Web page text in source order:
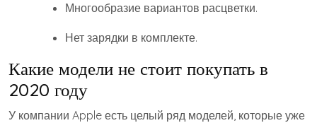
Многообразие вариантов расцветки.
Нет зарядки в комплекте.
Какие модели не стоит покупать в
2020 году
У компании Apple есть целый ряд моделей, которые уже